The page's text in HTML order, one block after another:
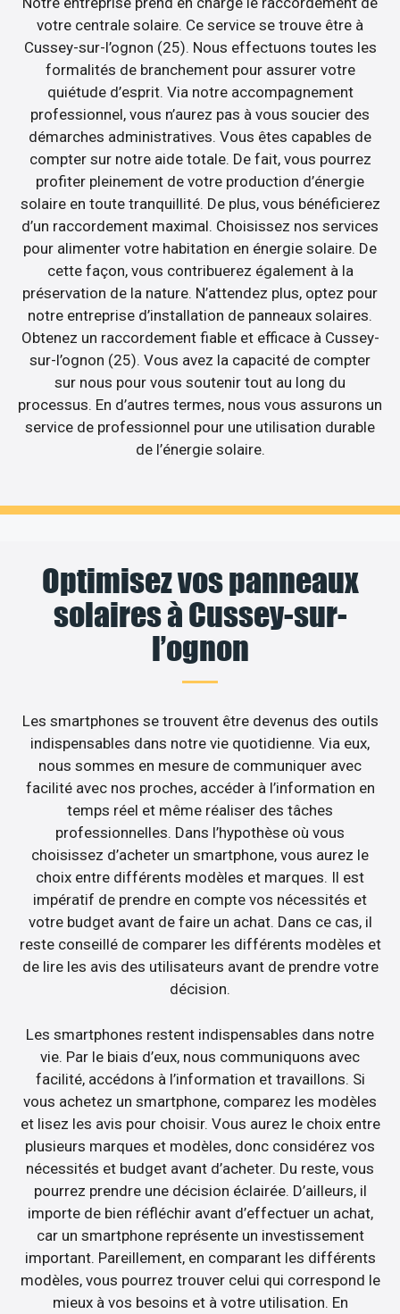
votre centrale solaire. Ce service se trouve être à
Cussey-sur-l’ognon (25). Nous effectuons toutes les
formalités de branchement pour assurer votre
quiétude d’esprit. Via notre accompagnement
professionnel, vous n’aurez pas à vous soucier des
démarches administratives. Vous êtes capables de
compter sur notre aide totale. De fait, vous pourrez
profiter pleinement de votre production d’énergie
solaire en toute tranquillité. De plus, vous bénéficierez
d’un raccordement maximal. Choisissez nos services
pour alimenter votre habitation en énergie solaire. De
cette façon, vous contribuerez également à la
préservation de la nature. N’attendez plus, optez pour
notre entreprise d’installation de panneaux solaires.
Obtenez un raccordement fiable et efficace à Cussey-
sur-l’ognon (25). Vous avez la capacité de compter
sur nous pour vous soutenir tout au long du
processus. En d’autres termes, nous vous assurons un
service de professionnel pour une utilisation durable
de l’énergie solaire.
Optimisez vos panneaux
solaires à Cussey-sur-
l’ognon
Les smartphones se trouvent être devenus des outils
indispensables dans notre vie quotidienne. Via eux,
nous sommes en mesure de communiquer avec
facilité avec nos proches, accéder à l’information en
temps réel et même réaliser des tâches
professionnelles. Dans l’hypothèse où vous
choisissez d’acheter un smartphone, vous aurez le
choix entre différents modèles et marques. Il est
impératif de prendre en compte vos nécessités et
votre budget avant de faire un achat. Dans ce cas, il
reste conseillé de comparer les différents modèles et
de lire les avis des utilisateurs avant de prendre votre
décision.
Les smartphones restent indispensables dans notre
vie. Par le biais d’eux, nous communiquons avec
facilité, accédons à l’information et travaillons. Si
vous achetez un smartphone, comparez les modèles
et lisez les avis pour choisir. Vous aurez le choix entre
plusieurs marques et modèles, donc considérez vos
nécessités et budget avant d’acheter. Du reste, vous
pourrez prendre une décision éclairée. D’ailleurs, il
importe de bien réfléchir avant d’effectuer un achat,
car un smartphone représente un investissement
important. Pareillement, en comparant les différents
modèles, vous pourrez trouver celui qui correspond le
mieux à vos besoins et à votre utilisation. En